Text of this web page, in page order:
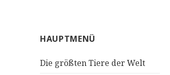
HAUPTMENÜ
Die größten Tiere der Welt